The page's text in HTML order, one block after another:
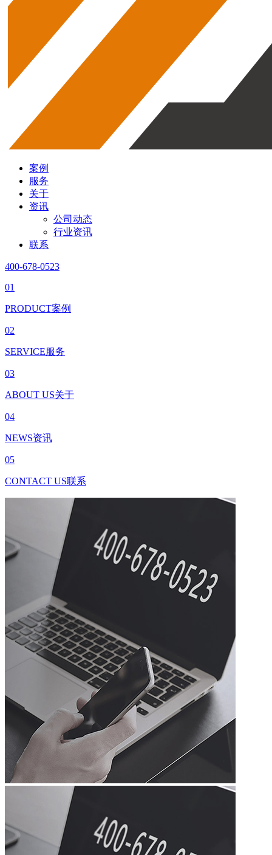
案例
服务
关于
资讯
公司动态
行业资讯
联系
400-678-0523
01
PRODUCT案例
02
SERVICE服务
03
ABOUT US关于
04
NEWS资讯
05
CONTACT US联系